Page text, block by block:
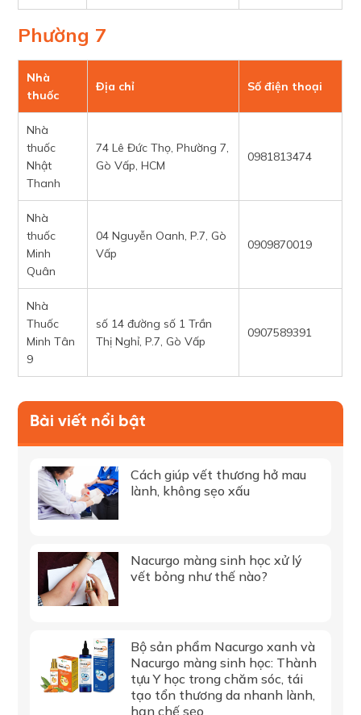
Phường 7
Nhà
thuốc
Địa chỉ Số điện thoại
Nhà
thuốc
Nhật
Thanh
74 Lê Đức Thọ, Phường 7,
Gò Vấp, HCM
0981813474
Nhà
thuốc
Minh
Quân
04 Nguyễn Oanh, P.7, Gò
Vấp
0909870019
Nhà
Thuốc
Minh Tân
9
số 14 đường số 1 Trần
Thị Nghỉ, P.7, Gò Vấp
0907589391
Bài viết nổi bật
Cách giúp vết thương hở mau
lành, không sẹo xấu
Nacurgo màng sinh học xử lý
vết bỏng như thế nào?
Bộ sản phẩm Nacurgo xanh và
Nacurgo màng sinh học: Thành
tựu Y học trong chăm sóc, tái
tạo tổn thương da nhanh lành,
hạn chế sẹo